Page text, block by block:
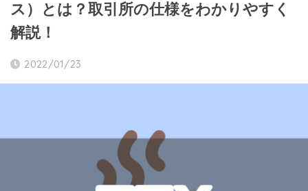
ス）とは？取引所の仕様をわかりやすく
解説！
2022/01/23